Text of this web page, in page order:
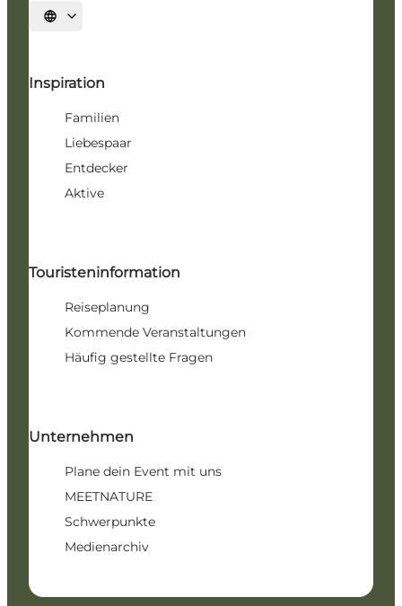
Sprache auswählen
Inspiration
Familien
Liebespaar
Entdecker
Aktive
Touristeninformation
Reiseplanung
Kommende Veranstaltungen
Häufig gestellte Fragen
Unternehmen
Plane dein Event mit uns
MEETNATURE
Schwerpunkte
Medienarchiv